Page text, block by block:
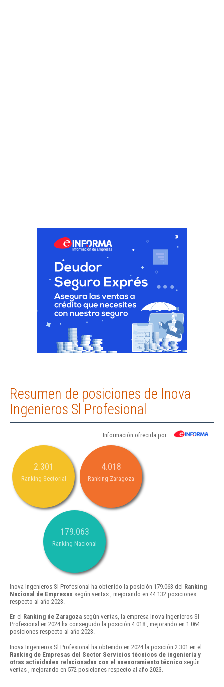
Resumen de posiciones de Inova
Ingenieros Sl Profesional
Información ofrecida por
2.301
Ranking Sectorial
4.018
Ranking Zaragoza
179.063
Ranking Nacional
Inova Ingenieros Sl Profesional ha obtenido la posición 179.063 del Ranking
Nacional de Empresas según ventas , mejorando en 44.132 posiciones
respecto al año 2023.
En el Ranking de Zaragoza según ventas, la empresa Inova Ingenieros Sl
Profesional en 2024 ha conseguido la posición 4.018 , mejorando en 1.064
posiciones respecto al año 2023.
Inova Ingenieros Sl Profesional ha obtenido en 2024 la posición 2.301 en el
Ranking de Empresas del Sector Servicios técnicos de ingeniería y
otras actividades relacionadas con el asesoramiento técnico según
ventas , mejorando en 572 posiciones respecto al año 2023.